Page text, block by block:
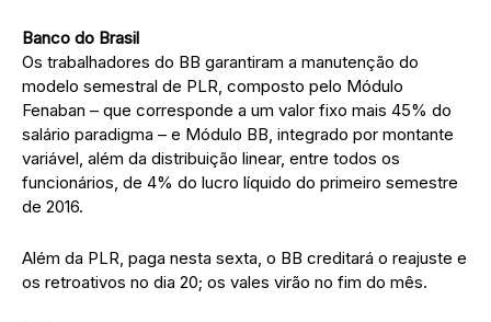
Banco do Brasil
Os trabalhadores do BB garantiram a manutenção do
modelo semestral de PLR, composto pelo Módulo
Fenaban – que corresponde a um valor fixo mais 45% do
salário paradigma – e Módulo BB, integrado por montante
variável, além da distribuição linear, entre todos os
funcionários, de 4% do lucro líquido do primeiro semestre
de 2016.
Além da PLR, paga nesta sexta, o BB creditará o reajuste e
os retroativos no dia 20; os vales virão no fim do mês.